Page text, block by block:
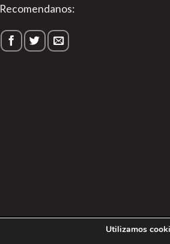
Recomendanos:
Política
Utilizamos